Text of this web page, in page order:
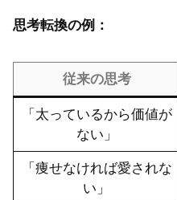
思考転換の例：
従来の思考
「太っているから価値が
ない」
「痩せなければ愛されな
い」